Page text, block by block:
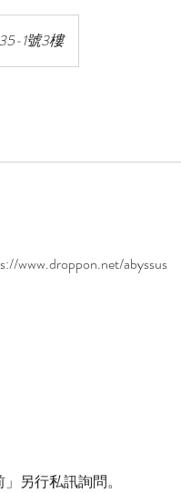
1號3樓
abyssus
另行私訊詢問。